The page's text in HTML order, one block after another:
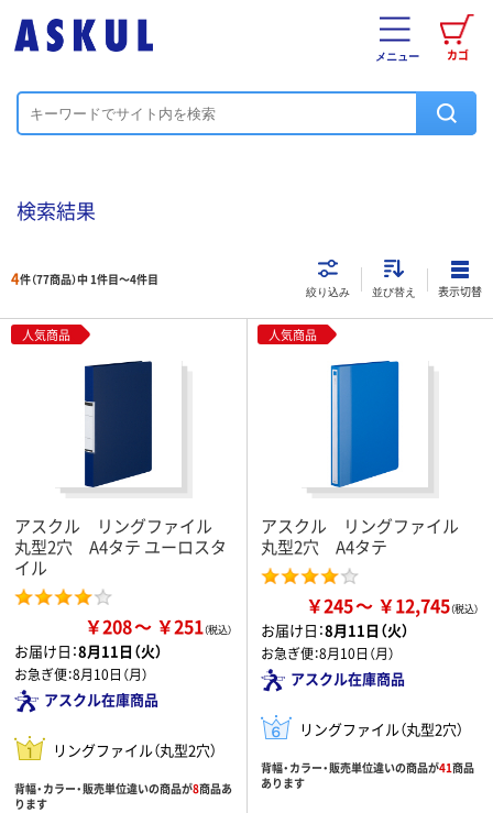
カゴ
メニュー
検索結果
4件（77商品）中 1件目～4件目
絞り込み 並び替え 表示切替
人気商品
アスクル リングファイル
丸型2穴 A4タテ ユーロスタ
イル
￥208 ￥251
お届け日：8月11日（火）
お急ぎ便：8月10日（月）
アスクル在庫商品
リングファイル（丸型2穴）
背幅・カラー・販売単位違いの商品が8商品あ
ります
人気商品
アスクル リングファイル
丸型2穴 A4タテ
￥245 ￥12,745
お届け日：8月11日（火）
お急ぎ便：8月10日（月）
アスクル在庫商品
リングファイル（丸型2穴）
背幅・カラー・販売単位違いの商品が41商品
あります